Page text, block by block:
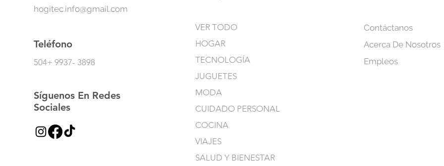
-Contenido: 0.56 oz/
hogitec.info@gmail.com
Teléfono
504+ 9937- 3898
Síguenos En Redes
Sociales
VER TODO
HOGAR
TECNOLOGÍA
JUGUETES
MODA
CUIDADO PERSONAL
COCINA
VIAJES
SALUD Y BIENESTAR
Contáctanos
Acerca De Nosotros
Empleos